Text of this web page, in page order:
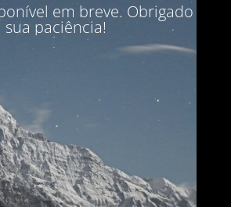
em breve. Obrigado pela
sua paciência!